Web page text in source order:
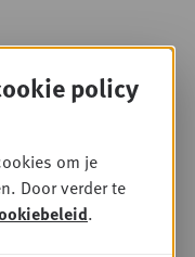
de
toeval!
policy
om je
Door verder te
.